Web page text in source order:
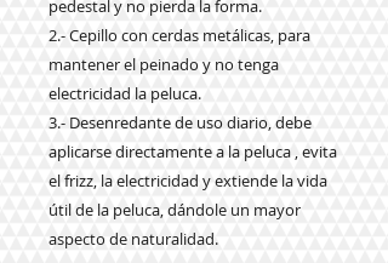
pedestal y no pierda la forma.
2.- Cepillo con cerdas metálicas, para
mantener el peinado y no tenga
electricidad la peluca.
3.- Desenredante de uso diario, debe
aplicarse directamente a la peluca , evita
el frizz, la electricidad y extiende la vida
útil de la peluca, dándole un mayor
aspecto de naturalidad.